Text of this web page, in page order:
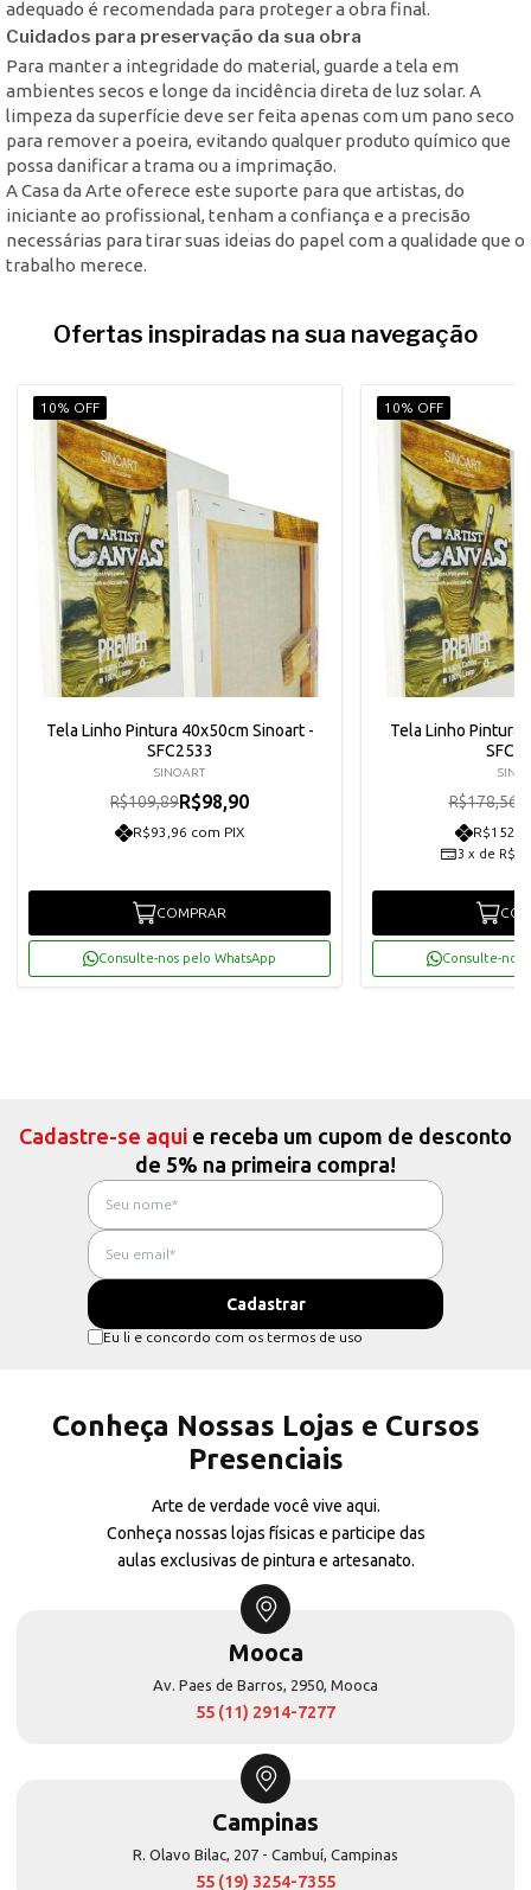
adequado é recomendada para proteger a obra final.
Cuidados para preservação da sua obra
Para manter a integridade do material, guarde a tela em
ambientes secos e longe da incidência direta de luz solar. A
limpeza da superfície deve ser feita apenas com um pano seco
para remover a poeira, evitando qualquer produto químico que
possa danificar a trama ou a imprimação.
A Casa da Arte oferece este suporte para que artistas, do
iniciante ao profissional, tenham a confiança e a precisão
necessárias para tirar suas ideias do papel com a qualidade que o
trabalho merece.
Ofertas inspiradas na sua navegação
10% OFF
Tela Linho Pintura 40x50cm Sinoart -
SFC2533
SINOART
R$109,89R$98,90
R$93,96 com PIX
COMPRAR
Consulte-nos pelo WhatsApp
10% OFF
Tela Linho Pintura
R$178,56
3 x de
Consulte-nos
Cadastre-se aqui e receba um cupom de desconto
de 5% na primeira compra!
Eu li e concordo com os termos de uso
Conheça Nossas Lojas e Cursos
Presenciais
Arte de verdade você vive aqui.
Conheça nossas lojas físicas e participe das
aulas exclusivas de pintura e artesanato.
Mooca
Av. Paes de Barros, 2950, Mooca
55 (11) 2914-7277
Campinas
R. Olavo Bilac, 207 - Cambuí, Campinas
55 (19) 3254-7355